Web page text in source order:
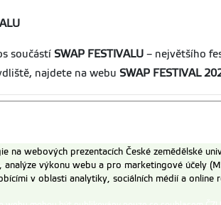
součástí SWAP FESTIVALU – největšího
najdete na webu SWAP FESTIVAL
na webových prezentacích České zemědělské
analýze výkonu webu a pro marketingové účely
v oblasti analytiky, sociálních médií a